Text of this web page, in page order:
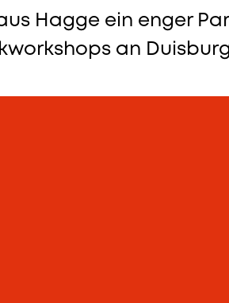
Hagge ein enger
an